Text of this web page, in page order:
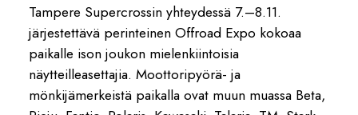
Tampere Supercrossin yhteydessä 7.–8.11.
järjestettävä perinteinen Offroad Expo kokoaa
paikalle ison joukon mielenkiintoisia
näytteilleasettajia. Moottoripyörä- ja
mönkijämerkeistä paikalla ovat muun muassa Beta,